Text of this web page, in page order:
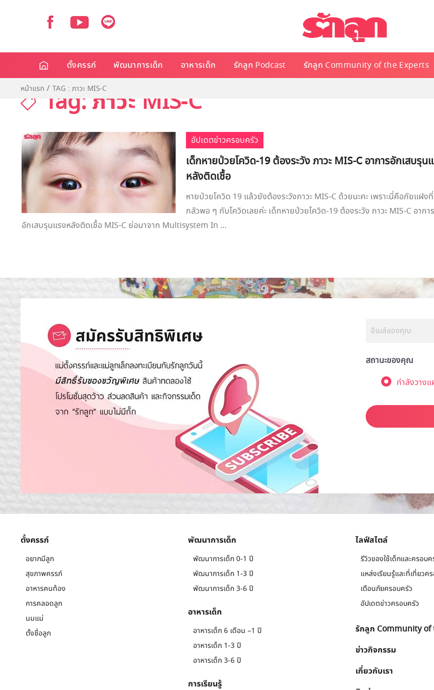
ตั้งครรภ์ พัฒนาการเด็ก อาหารเด็ก รักลูก Podcast รักลูก Community of the Experts
หน้าแรก TAG : ภาวะ MIS-C
Tag: ภาวะ MIS-C
อัปเดตข่าวครอบครัว
เด็กหายป่วยโควิด-19 ต้องระวัง ภาวะ MIS-C อาการอักเสบรุน
หลังติดเชื้อ
หายป่วยโควิด 19 แล้วยังต้องระวังภาวะ MIS-C ด้วยนะคะ เพราะนี่คือภัยแฝง
กลัวพอ ๆ กับโควิดเลยค่ะ เด็กหายป่วยโควิด-19 ต้องระวัง ภาวะ MIS-C อาการ
อักเสบรุนแรงหลังติดเชื้อ MIS-C ย่อมาจาก Multisystem In ...
สถานะของคุณ
กำลังวาง
ตั้งครรภ์
อยากมีลูก
สุขภาพครรภ์
อาหารคนท้อง
การคลอดลูก
นมแม่
ตั้งชื่อลูก
พัฒนาการเด็ก
พัฒนาการเด็ก 0-1 ปี
พัฒนาการเด็ก 1-3 ปี
พัฒนาการเด็ก 3-6 ปี
อาหารเด็ก
อาหารเด็ก 6 เดือน –1 ปี
อาหารเด็ก 1-3 ปี
อาหารเด็ก 3-6 ปี
การเรียนรู้
ไลฟ์สไตล์
รีวิวของใช้เด็กและครอบค
แหล่งเรียนรู้และที่เที่ยวค
เตือนภัยครอบครัว
อัปเดตข่าวครอบครัว
รักลูก Community of
ข่าวกิจกรรม
เกี่ยวกับเรา